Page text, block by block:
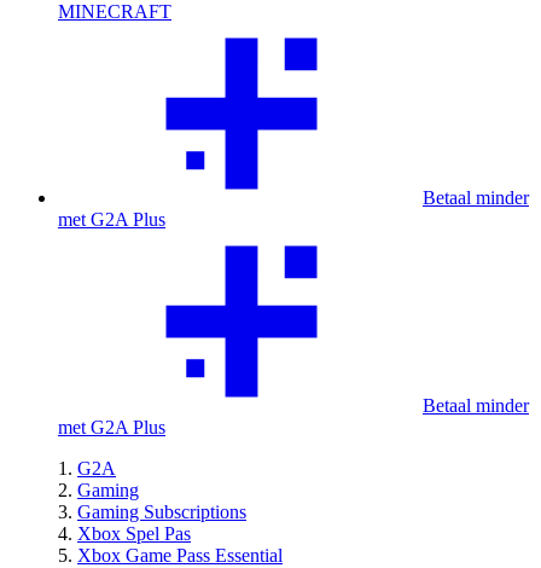
MINECRAFT
Betaal minder
met G2A Plus
Betaal minder
met G2A Plus
G2A
Gaming
Gaming Subscriptions
Xbox Spel Pas
Xbox Game Pass Essential